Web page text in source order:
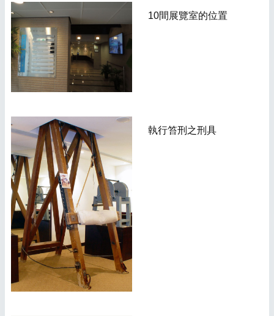
10間展覽室的位置
執行笞刑之刑具